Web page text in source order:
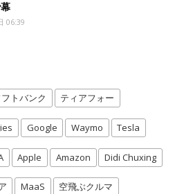
06:39
フトバンク ティアフォー
Google Waymo Tesla
Apple Amazon Didi Chuxing
MaaS 空飛ぶクルマ